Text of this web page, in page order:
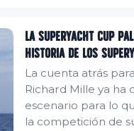
La Superyacht Cup
historia de los
La cuenta atrás
Richard Mille ya
escenario para lo
la competición de